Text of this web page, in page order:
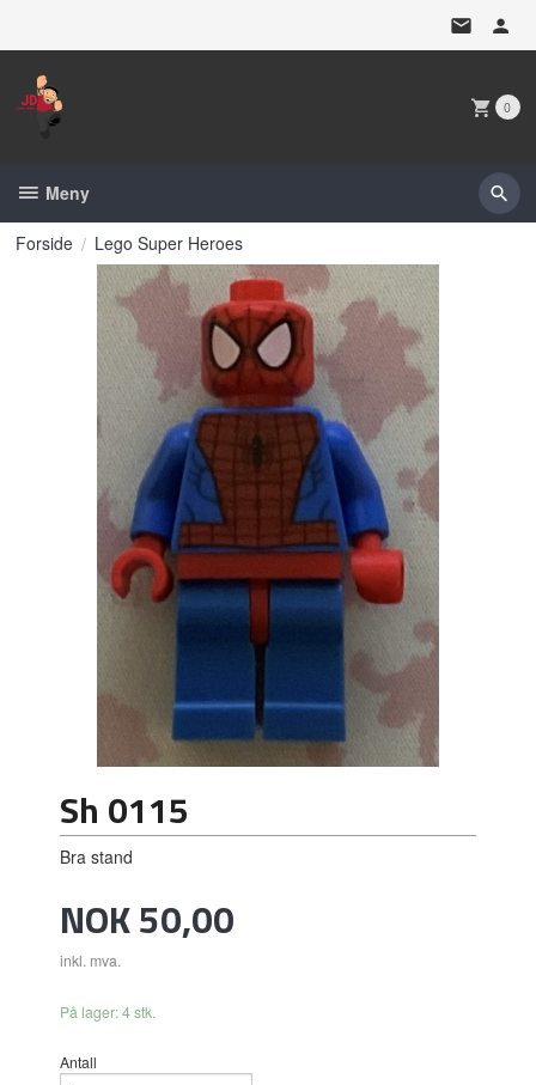
0
Meny
Forside Lego Super Heroes
Sh 0115
Bra stand
Pris
NOK50,00
inkl. mva.
På lager: 4 stk.
Antall